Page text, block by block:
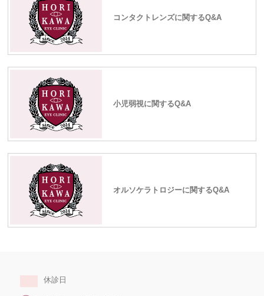
コンタクトレンズに関するQ&A
小児弱視に関するQ&A
オルソケラトロジーに関するQ&A
休診日